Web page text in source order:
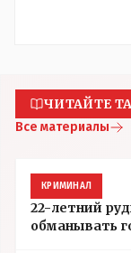
ЧИТАЙТЕ
Все материалы
КРИМИНАЛ
22-летний
обманывать